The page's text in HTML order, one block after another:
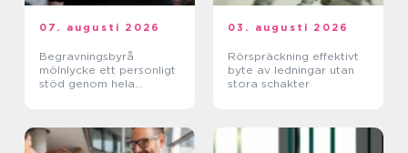
07. augusti 2026
Begravningsbyrå
mölnlycke ett personligt
stöd genom hela
03. augusti 2026
Rörspräckning effektivt
byte av ledningar utan
stora schakter